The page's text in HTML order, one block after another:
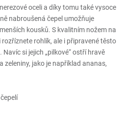
oceli a díky tomu také vysoce
nabroušená čepel umožňuje
kousků. S kvalitním nožem na
rohlík, ale i připravené těsto
si jejich „pilkové“ ostří hravě
zeleniny, jako je například ananas,